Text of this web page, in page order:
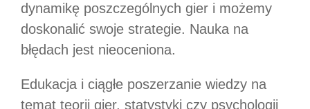
dynamikę poszczególnych gier i możemy
doskonalić swoje strategie. Nauka na
błędach jest nieoceniona.
Edukacja i ciągłe poszerzanie wiedzy na
temat teorii gier, statystyki czy psychologii